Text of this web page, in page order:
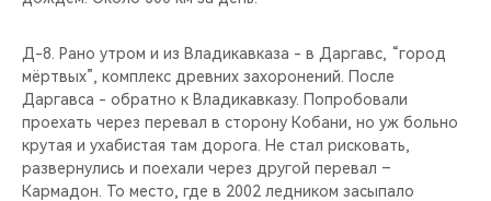
Д-8. Рано утром и из Владикавказа - в Даргавс, “город
мёртвых”, комплекс древних захоронений. После
Даргавса - обратно к Владикавказу. Попробовали
проехать через перевал в сторону Кобани, но уж больно
крутая и ухабистая там дорога. Не стал рисковать,
развернулись и поехали через другой перевал –
Кармадон. То место, где в 2002 ледником засыпало